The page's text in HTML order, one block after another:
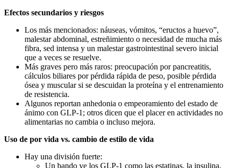
Efectos secundarios y riesgos
Los más mencionados: náuseas, vómitos, “eructos a huevo”,
malestar abdominal, estreñimiento o necesidad de mucha más
fibra, sed intensa y un malestar gastrointestinal severo inicial
que a veces se resuelve.
Más graves pero más raros: preocupación por pancreatitis,
cálculos biliares por pérdida rápida de peso, posible pérdida
ósea y muscular si se descuidan la proteína y el entrenamiento
de resistencia.
Algunos reportan anhedonia o empeoramiento del estado de
ánimo con GLP‑1; otros dicen que el placer en actividades no
alimentarias no cambia o incluso mejora.
Uso de por vida vs. cambio de estilo de vida
Hay una división fuerte:
Un bando ve los GLP‑1 como las estatinas, la insulina,